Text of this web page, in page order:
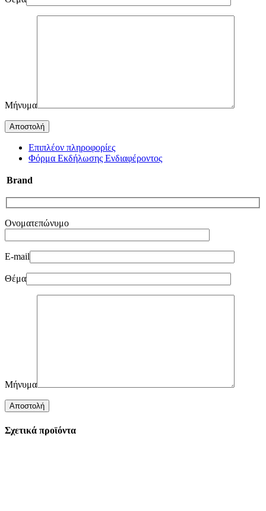
Μήνυμα
Επιπλέον πληροφορίες
Φόρμα Εκδήλωσης Ενδιαφέροντος
Brand
Ονοματεπώνυμο
E-mail
Θέμα
Μήνυμα
Σχετικά προϊόντα